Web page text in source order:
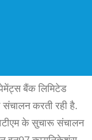
बैंक लिमिटेड
करती रही है.
के सुचारू संचालन